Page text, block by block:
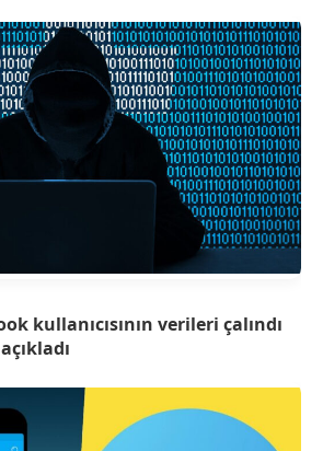
kullanıcısının verileri çalındı